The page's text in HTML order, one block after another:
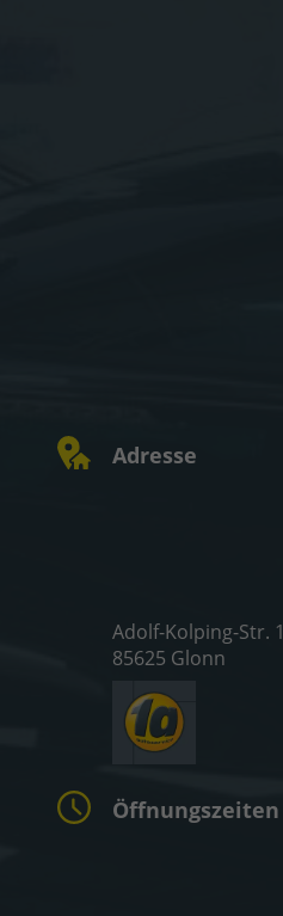
Adresse
Adolf-Kolping-Str. 1
85625 Glonn
Öffnungszeiten